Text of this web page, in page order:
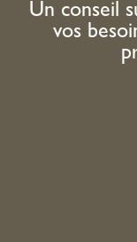
Un conseil
vos